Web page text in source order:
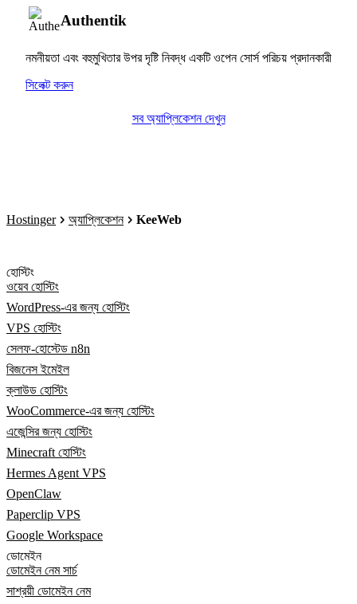
Authentik
নমনীয়তা এবং বহুমুখিতার উপর দৃষ্টি নিবদ্ধ একটি ওপেন সোর্স পরিচয় প্রদানকারী
সিলেক্ট করুন
সব অ্যাপ্লিকেশন দেখুন
Hostinger অ্যাপ্লিকেশন KeeWeb
হোস্টিং
ওয়েব হোস্টিং
WordPress-এর জন্য হোস্টিং
VPS হোস্টিং
সেলফ-হোস্টেড n8n
বিজনেস ইমেইল
ক্লাউড হোস্টিং
WooCommerce-এর জন্য হোস্টিং
এজেন্সির জন্য হোস্টিং
Minecraft হোস্টিং
Hermes Agent VPS
OpenClaw
Paperclip VPS
Google Workspace
ডোমেইন
ডোমেইন নেম সার্চ
সাশ্রয়ী ডোমেইন নেম